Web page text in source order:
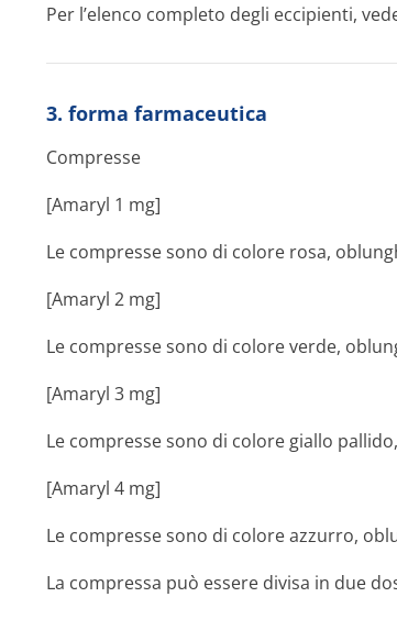
Per l’elenco completo degli eccipienti,
3. forma farmaceutica
Compresse
[Amaryl 1 mg]
Le compresse sono di colore rosa,
[Amaryl 2 mg]
Le compresse sono di colore verde,
[Amaryl 3 mg]
Le compresse sono di colore giallo
[Amaryl 4 mg]
Le compresse sono di colore azzurro,
La compressa può essere divisa in due